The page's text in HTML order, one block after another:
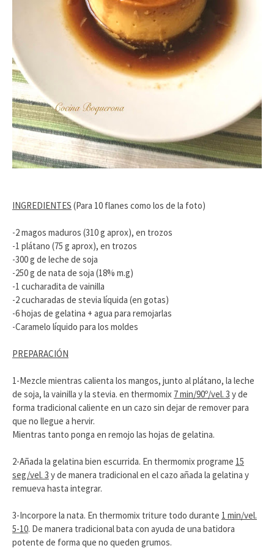
INGREDIENTES (Para 10 flanes como los de la foto)
-2 magos maduros (310 g aprox), en trozos
-1 plátano (75 g aprox), en trozos
-300 g de leche de soja
-250 g de nata de soja (18% m.g)
-1 cucharadita de vainilla
-2 cucharadas de stevia líquida (en gotas)
-6 hojas de gelatina + agua para remojarlas
-Caramelo líquido para los moldes
PREPARACIÓN
1-Mezcle mientras calienta los mangos, junto al plátano, la leche
de soja, la vainilla y la stevia. en thermomix 7 min/90º/vel. 3 y de
forma tradicional caliente en un cazo sin dejar de remover para
que no llegue a hervir.
Mientras tanto ponga en remojo las hojas de gelatina.
2-Añada la gelatina bien escurrida. En thermomix programe 15
seg/vel. 3 y de manera tradicional en el cazo añada la gelatina y
remueva hasta integrar.
3-Incorpore la nata. En thermomix triture todo durante 1 min/vel.
5-10. De manera tradicional bata con ayuda de una batidora
potente de forma que no queden grumos.